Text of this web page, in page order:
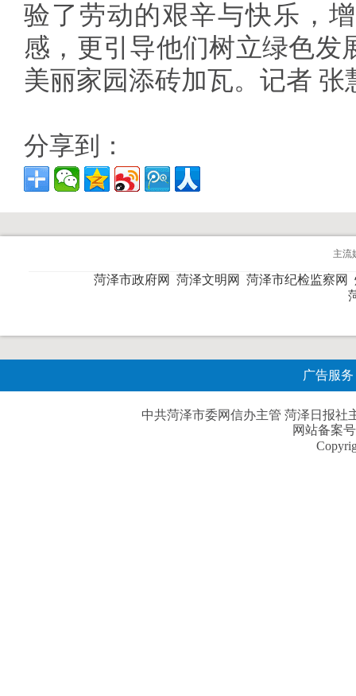
验了劳动的艰辛与快乐，
感，更引导他们树立绿色发
美丽家园添砖加瓦。记者 张
分享到：
主流
菏泽市政府网 菏泽文明网 菏泽市纪检监察网
广告服务
中共菏泽市委网信办主管 菏泽日报社
网站备案